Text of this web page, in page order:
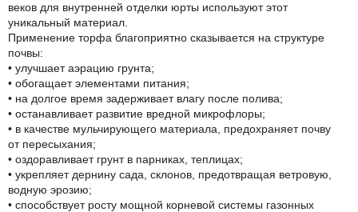
веков для внутренней отделки юрты используют этот
уникальный материал.
Применение торфа благоприятно сказывается на структуре
почвы:
• улучшает аэрацию грунта;
• обогащает элементами питания;
• на долгое время задерживает влагу после полива;
• останавливает развитие вредной микрофлоры;
• в качестве мульчирующего материала, предохраняет почву
от пересыхания;
• оздоравливает грунт в парниках, теплицах;
• укрепляет дернину сада, склонов, предотвращая ветровую,
водную эрозию;
• способствует росту мощной корневой системы газонных